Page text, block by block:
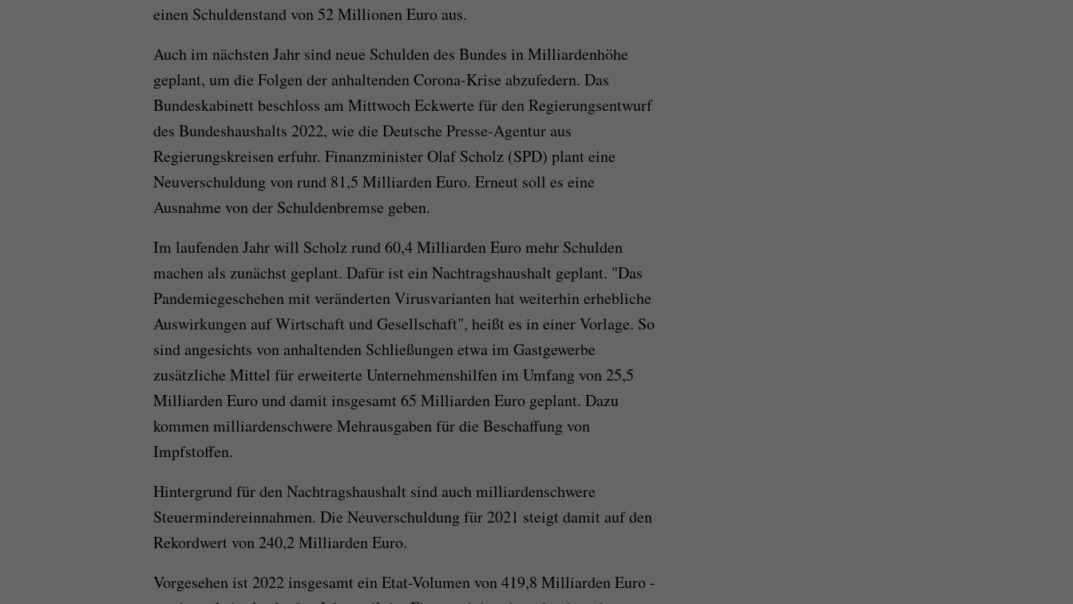
einen Schuldenstand von 52 Millionen Euro aus.
Auch im nächsten Jahr sind neue Schulden des Bundes in Milliardenhöhe
geplant, um die Folgen der anhaltenden Corona-Krise abzufedern. Das
Bundeskabinett beschloss am Mittwoch Eckwerte für den Regierungsentwurf
des Bundeshaushalts 2022, wie die Deutsche Presse-Agentur aus
Regierungskreisen erfuhr. Finanzminister Olaf Scholz (SPD) plant eine
Neuverschuldung von rund 81,5 Milliarden Euro. Erneut soll es eine
Ausnahme von der Schuldenbremse geben.
Im laufenden Jahr will Scholz rund 60,4 Milliarden Euro mehr Schulden
machen als zunächst geplant. Dafür ist ein Nachtragshaushalt geplant. "Das
Pandemiegeschehen mit veränderten Virusvarianten hat weiterhin erhebliche
Auswirkungen auf Wirtschaft und Gesellschaft", heißt es in einer Vorlage. So
sind angesichts von anhaltenden Schließungen etwa im Gastgewerbe
zusätzliche Mittel für erweiterte Unternehmenshilfen im Umfang von 25,5
Milliarden Euro und damit insgesamt 65 Milliarden Euro geplant. Dazu
kommen milliardenschwere Mehrausgaben für die Beschaffung von
Impfstoffen.
Hintergrund für den Nachtragshaushalt sind auch milliardenschwere
Steuermindereinnahmen. Die Neuverschuldung für 2021 steigt damit auf den
Rekordwert von 240,2 Milliarden Euro.
Vorgesehen ist 2022 insgesamt ein Etat-Volumen von 419,8 Milliarden Euro -